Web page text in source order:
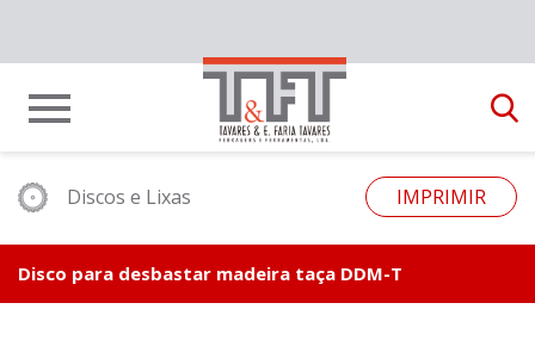
Discos e Lixas IMPRIMIR
Disco para desbastar madeira taça DDM-T